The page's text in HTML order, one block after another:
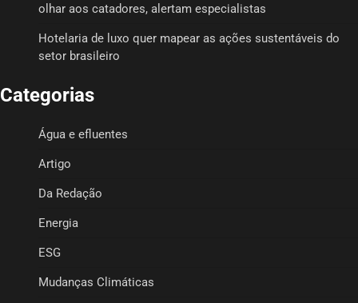
olhar aos catadores, alertam especialistas
Hotelaria de luxo quer mapear as ações sustentáveis do
setor brasileiro
Categorias
Água e efluentes
Artigo
Da Redação
Energia
ESG
Mudanças Climáticas